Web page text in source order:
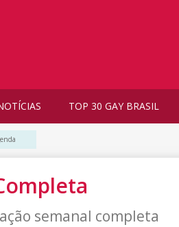
TOP 30 GAY BRASIL
semanal completa